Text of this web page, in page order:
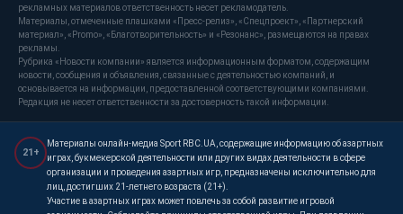
рекламных материалов ответственность несет рекламодатель.
Материалы, отмеченные плашками «Пресс-релиз», «Спецпроект», «Партнерский
материал», «Promo», «Благотворительность» и «Резонанс», размещаются на правах
рекламы.
Рубрика «Новости компании» является информационным форматом, содержащим
новости, сообщения и объявления, связанные с деятельностью компаний, и
основывается на информации, предоставленной соответствующими компаниями.
Редакция не несет ответственности за достоверность такой информации.
21+
Материалы онлайн-медиа Sport RBC.UA, содержащие информацию об азартных
играх, букмекерской деятельности или других видах деятельности в сфере
организации и проведения азартных игр, предназначены исключительно для
лиц, достигших 21-летнего возраста (21+).
Участие в азартных играх может повлечь за собой развитие игровой